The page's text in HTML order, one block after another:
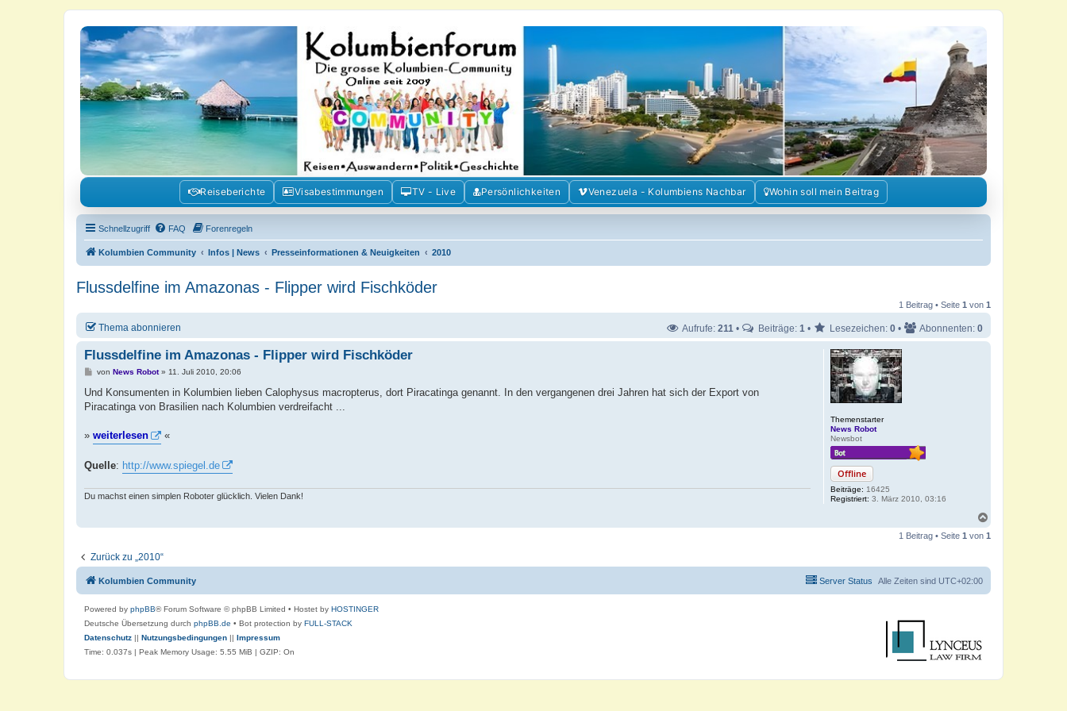
Kolumbienforum - Das grosse Forum der Freunde Kolumbiens
Reisen, Auswandern, Kultur, Politik, Geschichte und Visum in Kolumbien und Venezuela. Austausch, Erfahrungen und Gemeinschaft im Kolumbienforum
Reiseberichte Visabestimmungen TV - Live Persönlichkeiten Venezuela - Kolumbiens Nachbar Wohin soll mein Beitrag
Schnellzugriff FAQ Forenregeln
Kolumbien Community Infos | News Presseinformationen & Neuigkeiten 2010
Flussdelfine im Amazonas - Flipper wird Fischköder
1 Beitrag • Seite 1 von 1
Thema abonnieren Aufrufe: 211 • Beiträge: 1 • Lesezeichen: 0 • Abonnenten: 0
Themenstarter
News Robot
Newsbot
Offline
Beiträge: 16425
Registriert: 3. März 2010, 03:16
Flussdelfine im Amazonas - Flipper wird Fischköder
B
i
r
von News Robot» 11. Juli 2010, 20:06
Und Konsumenten in Kolumbien lieben Calophysus macropterus, dort Piracatinga genannt. In den vergangenen drei Jahren hat sich der Export von
Piracatinga von Brasilien nach Kolumbien verdreifacht ...
» weiterlesen «
Quelle: http://www.spiegel.de
Du machst einen simplen Roboter glücklich. Vielen Dank!
c
b
n
1 Beitrag • Seite 1 von 1
Zurück zu „2010“
Kolumbien Community Alle Zeiten sind UTC+02:00
Server Status
Powered by phpBB® Forum Software © phpBB Limited • Hostet by HOSTINGER
Deutsche Übersetzung durch phpBB.de • Bot protection by FULL-STACK
Datenschutz || Nutzungsbedingungen || Impressum
Time: 0.037s | Peak Memory Usage: 5.55 MiB | GZIP: On